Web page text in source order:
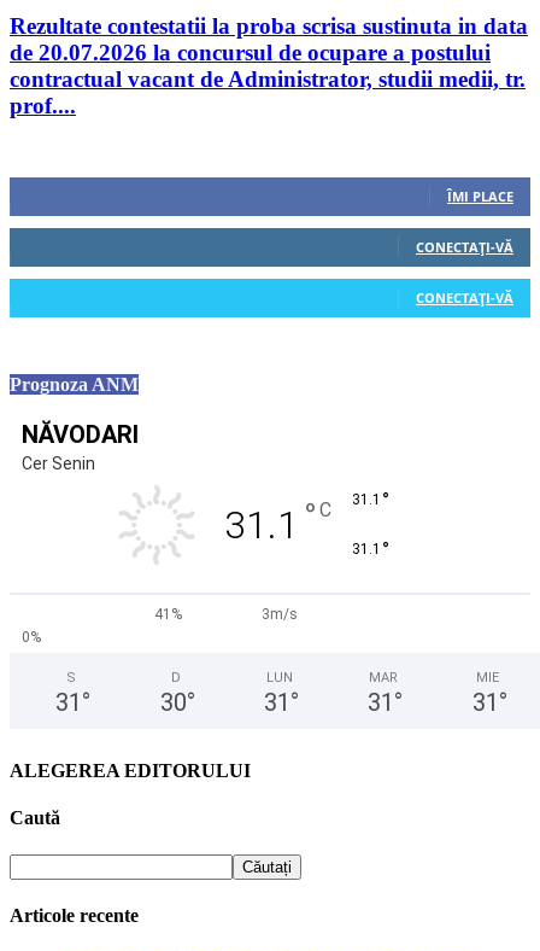
Rezultate contestatii la proba scrisa sustinuta in data
de 20.07.2026 la concursul de ocupare a postului
contractual vacant de Administrator, studii medii, tr.
prof....
ÎMI PLACE
CONECTAȚI-VĂ
CONECTAȚI-VĂ
Prognoza ANM
NĂVODARI
Cer Senin
31.1 ° C 31.1 °
31.1 °
41%
3m/s
0%
S
31 °
D
30°
LUN
31 °
MAR
31 °
MIE
31 °
ALEGEREA EDITORULUI
Caută
Articole recente